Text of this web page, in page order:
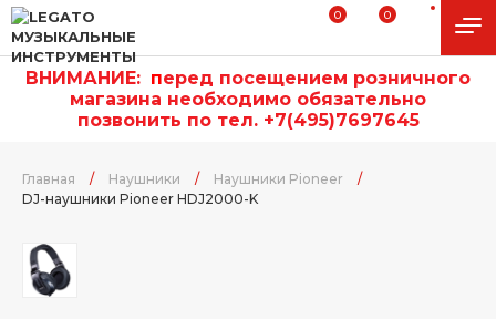
0 0
ВНИМАНИЕ: перед посещением розничного
магазина необходимо обязательно
позвонить по тел. +7(495)7697645
Главная / Наушники / Наушники Pioneer
/
DJ-наушники Pioneer HDJ2000-K